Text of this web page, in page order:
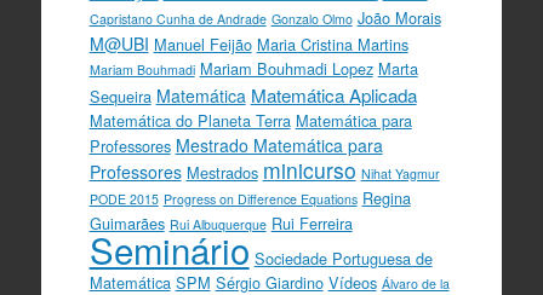
Capristano Cunha de Andrade Gonzalo Olmo João Morais
M@UBI Manuel Feijão Maria Cristina Martins
Mariam Bouhmadi Mariam Bouhmadi Lopez Marta
Sequeira Matemática Matemática Aplicada
Matemática do Planeta Terra Matemática para
Professores Mestrado Matemática para
Professores Mestrados minicurso Nihat Yagmur
PODE 2015 Progress on Difference Equations Regina
Guimarães Rui Albuquerque Rui Ferreira
Seminário Sociedade Portuguesa de
Matemática SPM Sérgio Giardino Vídeos Álvaro de la